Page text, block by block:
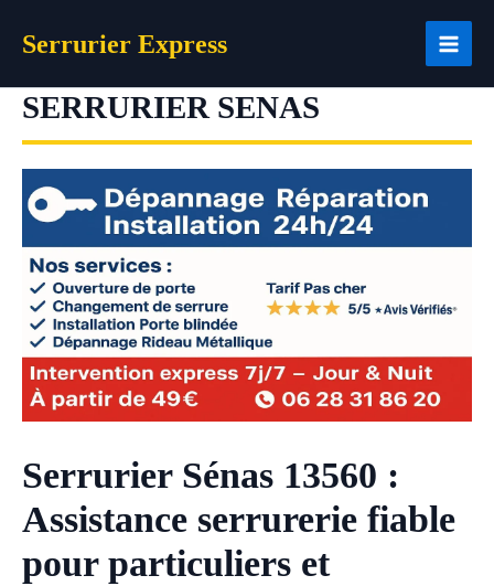
Serrurier Express
SERRURIER SENAS
Serrurier Sénas 13560 :
Assistance serrurerie fiable
pour particuliers et